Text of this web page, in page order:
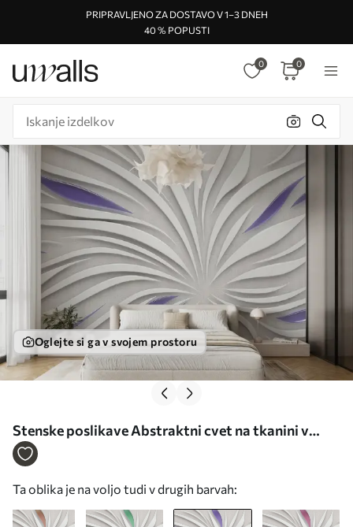
PRIPRAVLJENO ZA DOSTAVO V 1–3 DNEH
40 % POPUSTI
0 0
Oglejte si ga v svojem prostoru
Stenske poslikave Abstraktni cvet na tkanini v
vijoličnih barvah Št. u06452v3
Ta oblika je na voljo tudi v drugih barvah: